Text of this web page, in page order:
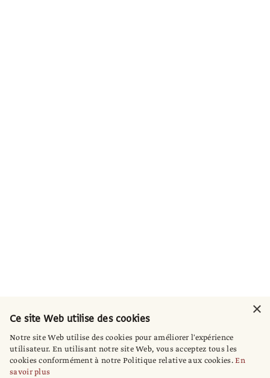
×
Ce site Web utilise des cookies
Notre site Web utilise des cookies pour améliorer l'expérience
utilisateur. En utilisant notre site Web, vous acceptez tous les
cookies conformément à notre Politique relative aux cookies.En
savoir plus